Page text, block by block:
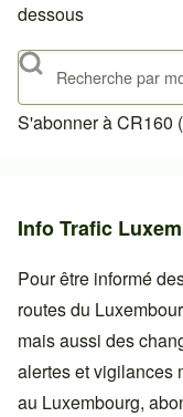
dessous
Rechercher
S'abonner à CR160
Info Trafic
Pour être informé
routes du
mais aussi des
alertes et vigilances
au Luxembourg,